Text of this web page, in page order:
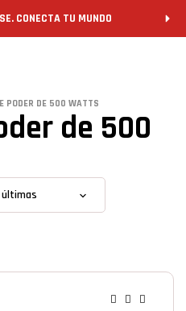
CONECTA TU MUNDO
PODER DE 500 WATTS
de 500